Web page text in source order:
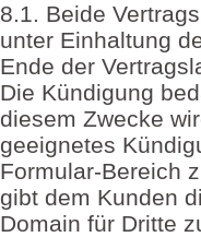
8.1. Beide
unter Einhaltung
Ende der
Die Kündigung
diesem Zwecke
geeignetes
Formular-Bereich
gibt dem Kunden
Domain für Dritte